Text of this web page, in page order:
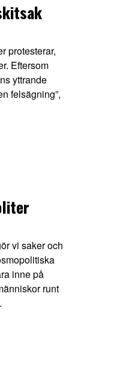
protesterar,
Eftersom
yttrande
felsägning”,
vi saker och
inne på
runt